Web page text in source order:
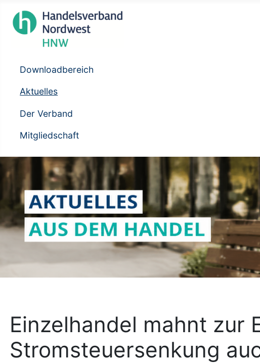
Downloadbereich
Aktuelles
Der Verband
Mitgliedschaft
Einzelhandel mahnt zur
Stromsteuersenkung